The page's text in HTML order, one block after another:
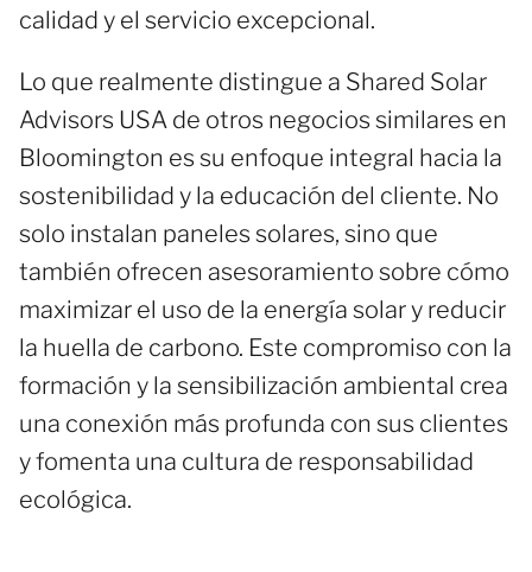
calidad y el servicio excepcional.
Lo que realmente distingue a Shared Solar
Advisors USA de otros negocios similares en
Bloomington es su enfoque integral hacia la
sostenibilidad y la educación del cliente. No
solo instalan paneles solares, sino que
también ofrecen asesoramiento sobre cómo
maximizar el uso de la energía solar y reducir
la huella de carbono. Este compromiso con la
formación y la sensibilización ambiental crea
una conexión más profunda con sus clientes
y fomenta una cultura de responsabilidad
ecológica.